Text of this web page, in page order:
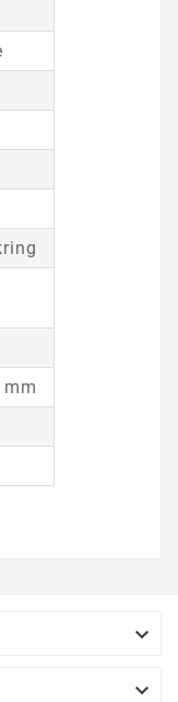

